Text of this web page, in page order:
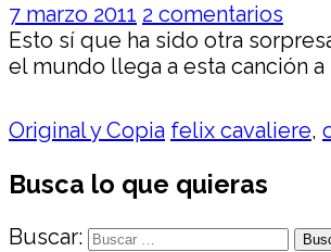
7 marzo 2011 2 comentarios
Esto sí que ha sido otra
el mundo llega a esta canción
Original y Copia felix cavaliere,
Busca lo que quieras
Buscar: